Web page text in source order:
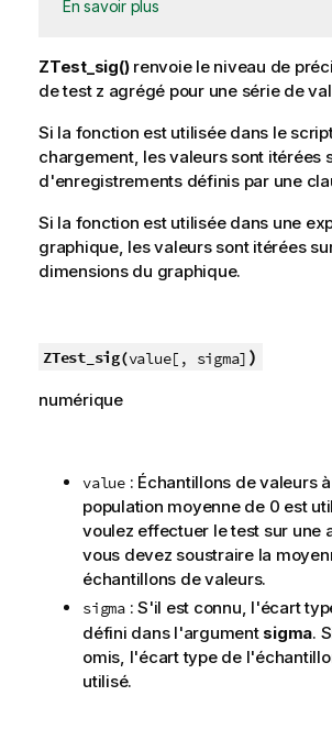
En savoir plus
ZTest_sig()renvoie le niveau de
de test z agrégé pour une série de
Si la fonction est utilisée dans le
chargement, les valeurs sont itérées
d'enregistrements définis par une
Si la fonction est utilisée dans une
graphique, les valeurs sont itérées
dimensions du graphique.
ZTest_sig(value[, sigma] )
numérique
value: Échantillons de valeurs
population moyenne de 0 est
voulez effectuer le test sur une
vous devez soustraire la
échantillons de valeurs.
sigma: S'il est connu, l'écart
défini dans l'argument sigma.
omis, l'écart type de
utilisé.